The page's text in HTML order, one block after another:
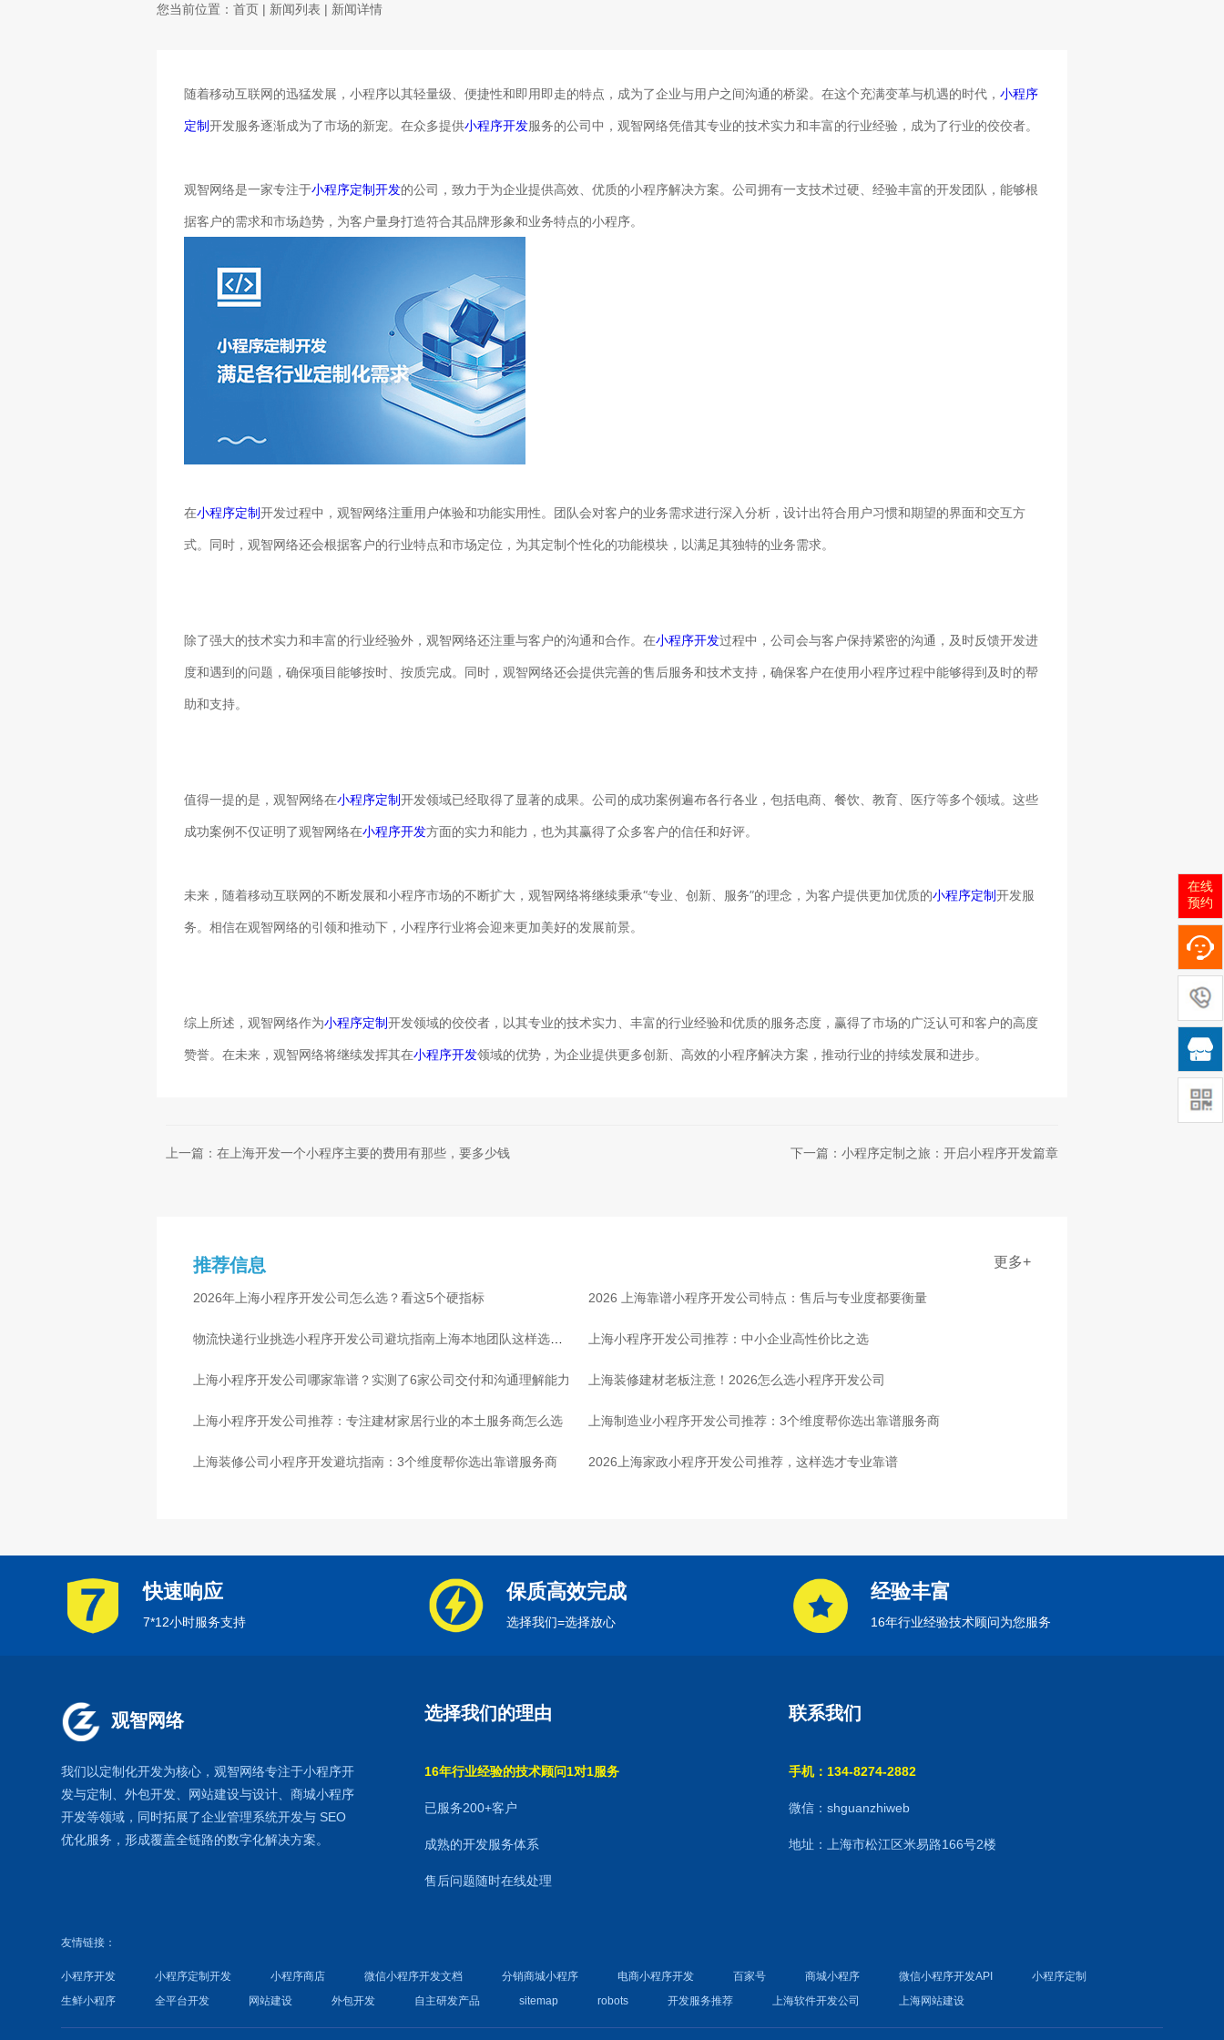
您当前位置： 首页 | 新闻列表 | 新闻详情
随着移动互联网的迅猛发展，小程序以其轻量级、便捷性和即用即走的特点，成为了企业与用户之间沟通的桥梁。在这个充满变革与机遇的时代， 小程序
定制开发服务逐渐成为了市场的新宠。在众多提供小程序开发服务的公司中，观智网络凭借其专业的技术实力和丰富的行业经验，成为了行业的佼佼者。
观智网络是一家专注于小程序定制开发的公司，致力于为企业提供高效、优质的小程序解决方案。公司拥有一支技术过硬、经验丰富的开发团队，能够根
据客户的需求和市场趋势，为客户量身打造符合其品牌形象和业务特点的小程序。
在小程序定制开发过程中，观智网络注重用户体验和功能实用性。团队会对客户的业务需求进行深入分析，设计出符合用户习惯和期望的界面和交互方
式。同时，观智网络还会根据客户的行业特点和市场定位，为其定制个性化的功能模块，以满足其独特的业务需求。
除了强大的技术实力和丰富的行业经验外，观智网络还注重与客户的沟通和合作。在小程序开发过程中，公司会与客户保持紧密的沟通，及时反馈开发进
度和遇到的问题，确保项目能够按时、按质完成。同时，观智网络还会提供完善的售后服务和技术支持，确保客户在使用小程序过程中能够得到及时的帮
助和支持。
值得一提的是，观智网络在小程序定制开发领域已经取得了显著的成果。公司的成功案例遍布各行各业，包括电商、餐饮、教育、医疗等多个领域。这些
成功案例不仅证明了观智网络在小程序开发方面的实力和能力，也为其赢得了众多客户的信任和好评。
未来，随着移动互联网的不断发展和小程序市场的不断扩大，观智网络将继续秉承“专业、创新、服务”的理念，为客户提供更加优质的小程序定制开发服
务。相信在观智网络的引领和推动下，小程序行业将会迎来更加美好的发展前景。
综上所述，观智网络作为小程序定制开发领域的佼佼者，以其专业的技术实力、丰富的行业经验和优质的服务态度，赢得了市场的广泛认可和客户的高度
赞誉。在未来，观智网络将继续发挥其在小程序开发领域的优势，为企业提供更多创新、高效的小程序解决方案，推动行业的持续发展和进步。
上一篇：在上海开发一个小程序主要的费用有那些，要多少钱 下一篇：小程序定制之旅：开启小程序开发篇章
推荐信息 更多+
2026年上海小程序开发公司怎么选？看这5个硬指标 2026 上海靠谱小程序开发公司特点：售后与专业度都要衡量
物流快递行业挑选小程序开发公司避坑指南上海本地团队这样选放
心
上海小程序开发公司推荐：中小企业高性价比之选
上海小程序开发公司哪家靠谱？实测了6家公司交付和沟通理解能力 上海装修建材老板注意！2026怎么选小程序开发公司
上海小程序开发公司推荐：专注建材家居行业的本土服务商怎么选 上海制造业小程序开发公司推荐：3个维度帮你选出靠谱服务商
上海装修公司小程序开发避坑指南：3个维度帮你选出靠谱服务商 2026上海家政小程序开发公司推荐，这样选才专业靠谱
快速响应
7*12小时服务支持
保质高效完成
选择我们=选择放心
经验丰富
16年行业经验技术顾问为您服务
观智网络
我们以定制化开发为核心，观智网络专注于小程序开
发与定制、外包开发、 网站建设与设计、商城小程序
开发等领域，同时拓展了企业管理系统开发与 SEO
优化服务，形成覆盖全链路的数字化解决方案。
选择我们的理由
16年行业经验的技术顾问1对1服务
已服务200+客户
成熟的开发服务体系
售后问题随时在线处理
联系我们
手机：134-8274-2882
微信：shguanzhiweb
地址：上海市松江区米易路166号2楼
友情链接：
小程序开发 小程序定制开发 小程序商店 微信小程序开发文档 分销商城小程序 电商小程序开发 百家号 商城小程序 微信小程序开发API
小程序定制
生鲜小程序
全平台开发 网站建设 外包开发 自主研发产品 sitemap robots 开发服务推荐 上海软件开发公司 上海网站建设
在线
预约
